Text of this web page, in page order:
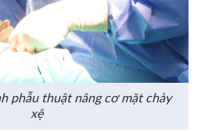
phẫu thuật nâng cơ mặt chảy
xệ